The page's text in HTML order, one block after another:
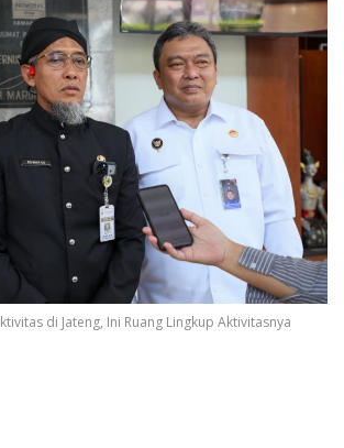
di Jateng, Ini Ruang Lingkup Aktivitasnya